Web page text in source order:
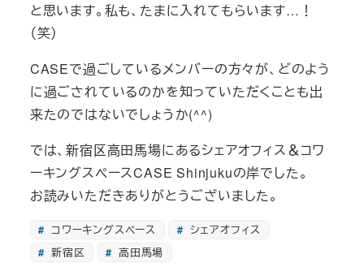
と思います。私も、たまに入れてもらいます…！
（笑）
CASEで過ごしているメンバーの方々が、どのよう
に過ごされているのかを知っていただくことも出
来たのではないでしょうか(^^)
では、新宿区高田馬場にあるシェアオフィス＆コワ
ーキングスペースCASE Shinjukuの岸でした。
お読みいただきありがとうございました。
コワーキングスペース
シェアオフィス
新宿区
高田馬場